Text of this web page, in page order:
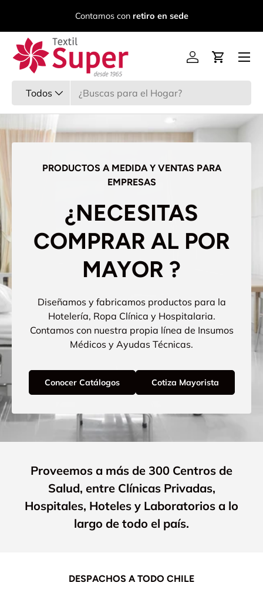
Ir al contenido
Contamos conretiro en sede
Todos
Iniciar sesión
Carrito
Menú
PRODUCTOS A MEDIDA Y VENTAS PARA
EMPRESAS
¿NECESITAS
COMPRAR AL POR
MAYOR ?
Diseñamos y fabricamos productos para la
Hotelería, Ropa Clínica y Hospitalaria.
Contamos con nuestra propia línea de Insumos
Médicos y Ayudas Técnicas.
Conocer Catálogos Cotiza Mayorista
Proveemos a más de 300 Centros de
Salud, entre Clínicas Privadas,
Hospitales, Hoteles y Laboratorios a lo
largo de todo el país.
DESPACHOS A TODO CHILE